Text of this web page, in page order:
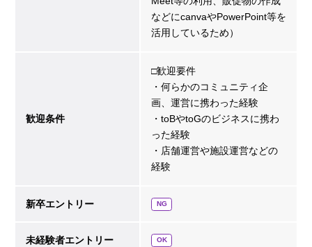
などにcanvaやPowerPoint等を
活用しているため）
歓迎条件
□歓迎要件
・何らかのコミュニティ企
画、運営に携わった経験
・toBやtoGのビジネスに携わ
った経験
・店舗運営や施設運営などの
経験
新卒エントリー NG
未経験者エントリー OK